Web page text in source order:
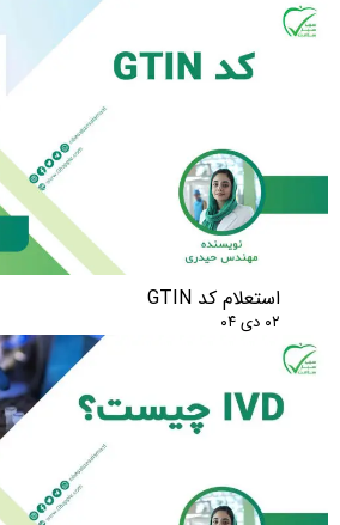
استعلام کد GTIN
۰۲ دی ۰۴